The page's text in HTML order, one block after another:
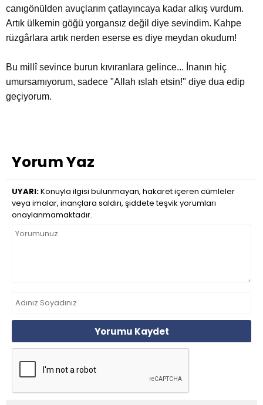
canıgönülden avuçlarım çatlayıncaya kadar alkış vurdum.
Artık ülkemin göğü yorgansız değil diye sevindim. Kahpe
rüzgârlara artık nerden eserse es diye meydan okudum!
Bu millî sevince burun kıvıranlara gelince... İnanın hiç
umursamıyorum, sadece "Allah ıslah etsin!" diye dua edip
geçiyorum.
Yorum Yaz
UYARI:Konuyla ilgisi bulunmayan, hakaret içeren cümleler
veya imalar, inançlara saldırı, şiddete teşvik yorumları
onaylanmamaktadır.
Yorumu Kaydet